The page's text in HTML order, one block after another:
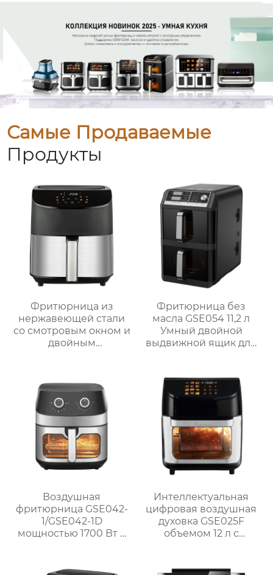
Самые Продаваемые
Продукты
Фритюрница из
нержавеющей стали
со смотровым окном и
двойным
Фритюрница без
масла GSE054 11,2 л
Умный двойной
выдвижной ящик для
Воздушная
фритюрница GSE042-
1/GSE042-1D
мощностью 1700 Вт с
из нержавеющей
Интеллектуальная
цифровая воздушная
духовка GSE025F
объемом 12 л с
гриле